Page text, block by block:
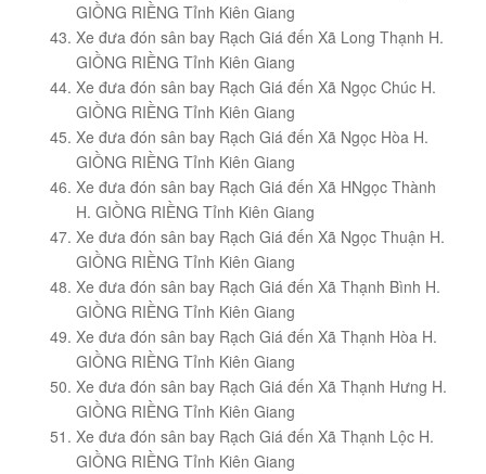
GIỒNG RIỀNG Tỉnh Kiên Giang
Xe đưa đón sân bay Rạch Giá đến Xã Long Thạnh H.
GIỒNG RIỀNG Tỉnh Kiên Giang
Xe đưa đón sân bay Rạch Giá đến Xã Ngọc Chúc H.
GIỒNG RIỀNG Tỉnh Kiên Giang
Xe đưa đón sân bay Rạch Giá đến Xã Ngọc Hòa H.
GIỒNG RIỀNG Tỉnh Kiên Giang
Xe đưa đón sân bay Rạch Giá đến Xã HNgọc Thành
H. GIỒNG RIỀNG Tỉnh Kiên Giang
Xe đưa đón sân bay Rạch Giá đến Xã Ngọc Thuận H.
GIỒNG RIỀNG Tỉnh Kiên Giang
Xe đưa đón sân bay Rạch Giá đến Xã Thạnh Bình H.
GIỒNG RIỀNG Tỉnh Kiên Giang
Xe đưa đón sân bay Rạch Giá đến Xã Thạnh Hòa H.
GIỒNG RIỀNG Tỉnh Kiên Giang
Xe đưa đón sân bay Rạch Giá đến Xã Thạnh Hưng H.
GIỒNG RIỀNG Tỉnh Kiên Giang
Xe đưa đón sân bay Rạch Giá đến Xã Thạnh Lộc H.
GIỒNG RIỀNG Tỉnh Kiên Giang